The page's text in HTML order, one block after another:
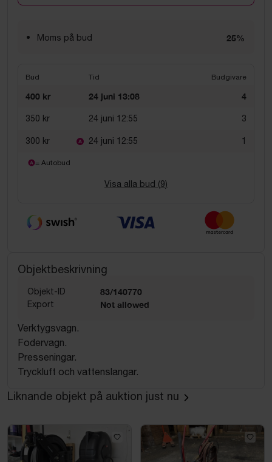
Moms på bud 25%
Bud Tid Budgivare
400 kr 24 juni 13:08 4
350 kr 24 juni 12:55 3
300 kr 24 juni 12:55 1
= Autobud
Visa alla bud (9)
Objektbeskrivning
Objekt-ID 83/140770
Export Not allowed
Verktygsvagn.
Fodervagn.
Presseningar.
Tryckluft och vattenslangar.
Liknande objekt på auktion just nu